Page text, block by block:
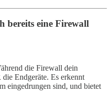
bereits eine Firewall
die Firewall dein
Endgeräte. Es erkennt
eingedrungen sind, und bietet